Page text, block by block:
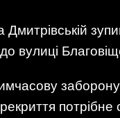
Дмитрівській
вулиці
потрібне